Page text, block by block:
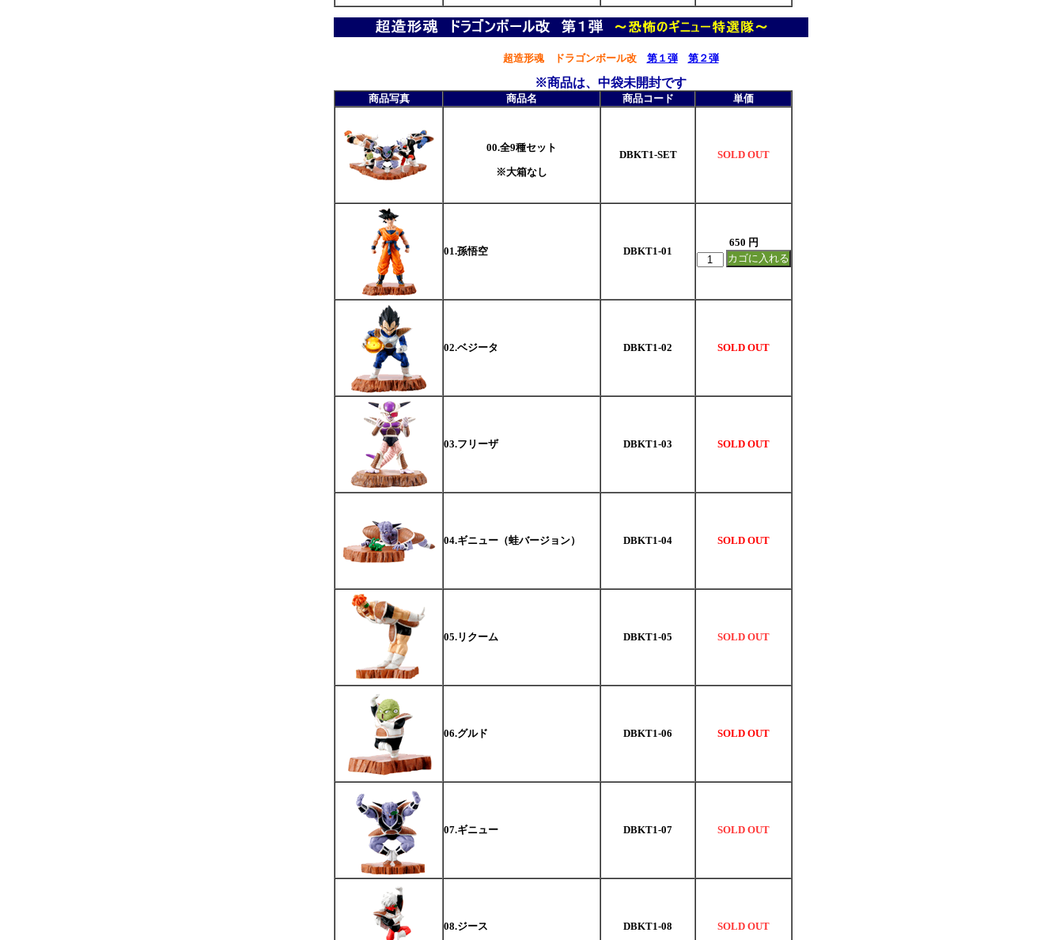
超造形魂 ドラゴンボール改 第１弾 第２弾
※商品は、中袋未開封です
商品写真 商品名 商品コード 単価
00.全9種セット
※大箱なし
DBKT1-SET SOLD OUT
01.孫悟空 DBKT1-01
650 円
02.ベジータ DBKT1-02 SOLD OUT
03.フリーザ DBKT1-03 SOLD OUT
04.ギニュー（蛙バージョン） DBKT1-04 SOLD OUT
05.リクーム DBKT1-05 SOLD OUT
06.グルド DBKT1-06 SOLD OUT
07.ギニュー DBKT1-07 SOLD OUT
08.ジース DBKT1-08 SOLD OUT